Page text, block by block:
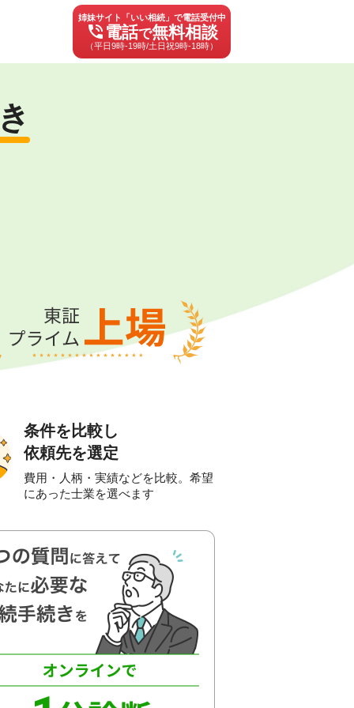
姉妹サイト「いい相続」で電話受付中
phone_in_talk 電話で無料相談
（平日9時-19時/土日祝9時-18時）
条件を比較し
依頼先を選定
費用・人柄・実績などを比較。希望
にあった士業を選べます